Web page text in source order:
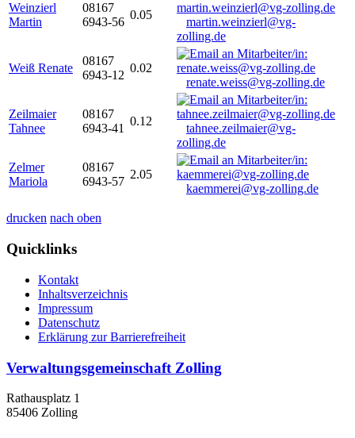
Weinzierl
Martin
08167
6943-56
0.05
martin.weinzierl@vg-
zolling.de
Weiß Renate
08167
6943-12
0.02
renate.weiss@vg-zolling.de
Zeilmaier
Tahnee
08167
6943-41
0.12
tahnee.zeilmaier@vg-
zolling.de
Zelmer
Mariola
08167
6943-57
2.05
kaemmerei@vg-zolling.de
drucken nach oben
Quicklinks
Kontakt
Inhaltsverzeichnis
Impressum
Datenschutz
Erklärung zur Barrierefreiheit
Verwaltungsgemeinschaft Zolling
Rathausplatz 1
85406 Zolling